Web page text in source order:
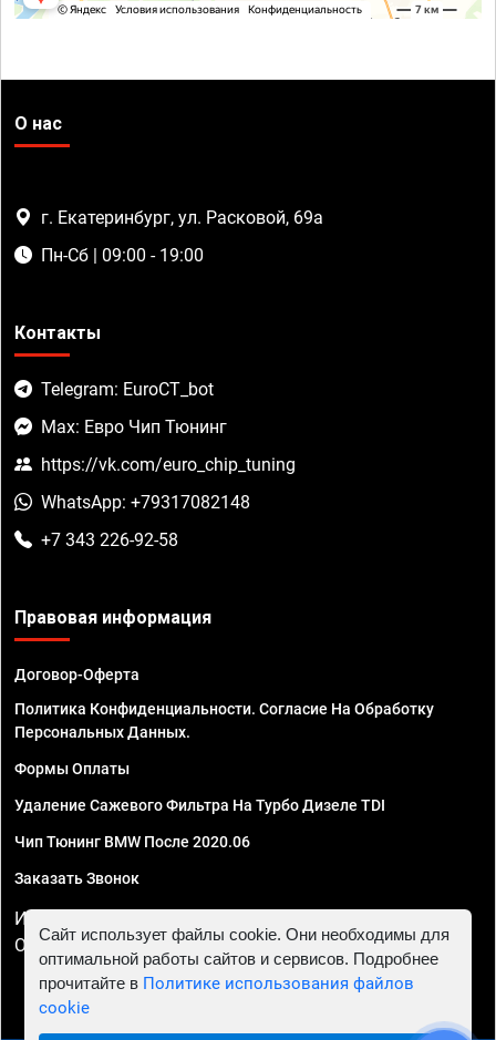
О нас
г. Екатеринбург, ул. Расковой, 69а
Пн-Сб | 09:00 - 19:00
Контакты
Telegram: EuroCT_bot
Max: Евро Чип Тюнинг
https://vk.com/euro_chip_tuning
WhatsApp: +79317082148
+7 343 226-92-58
Правовая информация
Договор-Оферта
Политика Конфиденциальности. Согласие На Обработку
Персональных Данных.
Формы Оплаты
Удаление Сажевого Фильтра На Турбо Дизеле TDI
Чип Тюнинг BMW После 2020.06
Заказать Звонок
ИП Смирнов Георгий Павлович. ИНН 781302555843,
ОГРНИП 324470400032610
Сайт использует файлы cookie. Они необходимы для
оптимальной работы сайтов и сервисов. Подробнее
прочитайте в Политике использования файлов
cookie